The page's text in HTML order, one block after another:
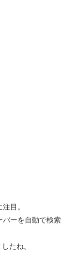
目。
バーを自動で検索
たね。